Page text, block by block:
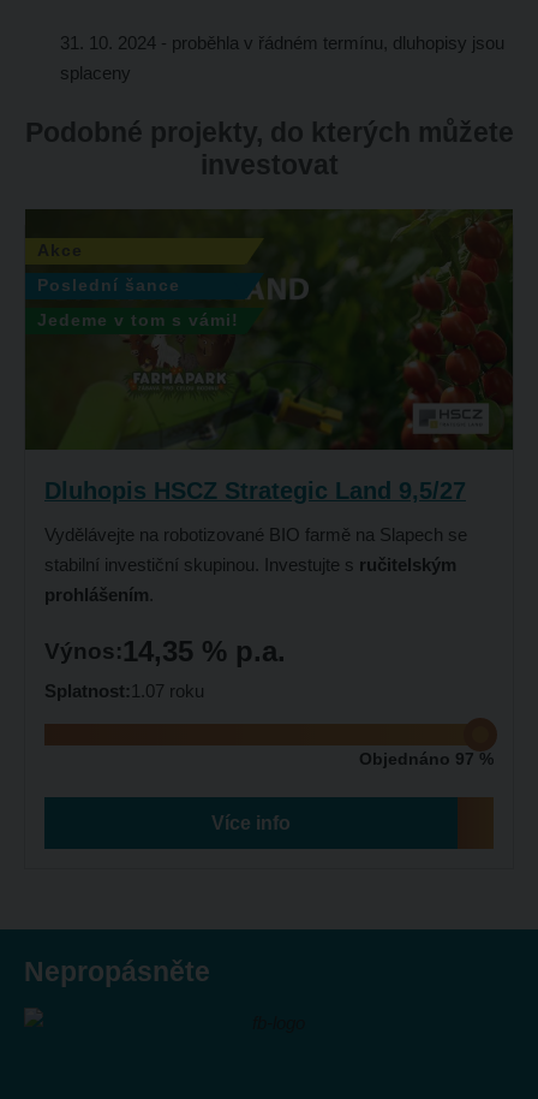
31. 10. 2024- proběhla v řádném termínu, dluhopisy jsou
splaceny
Podobné projekty, do kterých můžete
investovat
Dluhopis HSCZ Strategic Land 9,5/27
Vydělávejte na robotizované BIO farmě na Slapech se
stabilní investiční skupinou. Investujte s ručitelským
prohlášením.
Výnos:14,35 % p.a.
Splatnost:1.07 roku
Objednáno 97 %
Poslední šance
Jedeme v tom s vámi!
Více info
Nepropásněte